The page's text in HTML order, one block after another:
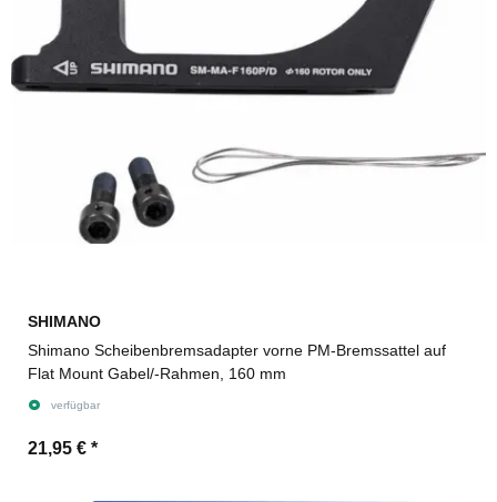
SHIMANO
Shimano Scheibenbremsadapter vorne PM-Bremssattel auf
Flat Mount Gabel/-Rahmen, 160 mm
verfügbar
21,95 € *